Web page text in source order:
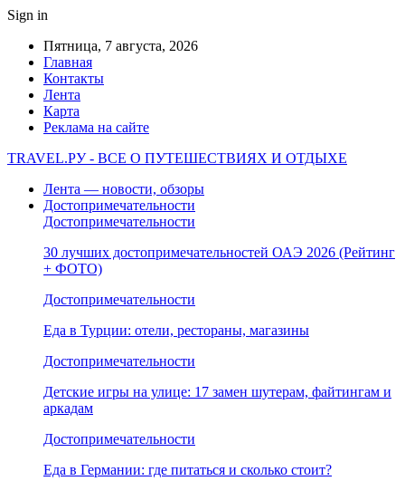
Sign in
Пятница, 7 августа, 2026
Главная
Контакты
Лента
Карта
Реклама на сайте
TRAVEL.РУ - ВСЕ О ПУТЕШЕСТВИЯХ И ОТДЫХЕ
Лента — новости, обзоры
Достопримечательности
Достопримечательности
30 лучших достопримечательностей ОАЭ 2026 (Рейтинг
+ ФОТО)
Достопримечательности
Еда в Турции: отели, рестораны, магазины
Достопримечательности
Детские игры на улице: 17 замен шутерам, файтингам и
аркадам
Достопримечательности
Еда в Германии: где питаться и сколько стоит?